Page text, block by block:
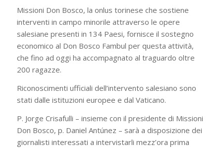
Missioni Don Bosco, la onlus torinese che sostiene
interventi in campo minorile attraverso le opere
salesiane presenti in 134 Paesi, fornisce il sostegno
economico al Don Bosco Fambul per questa attività,
che fino ad oggi ha accompagnato al traguardo oltre
200 ragazze.
Riconoscimenti ufficiali dell’intervento salesiano sono
stati dalle istituzioni europee e dal Vaticano.
P. Jorge Crisafulli – insieme con il presidente di Missioni
Don Bosco, p. Daniel Antúnez – sarà a disposizione dei
giornalisti interessati a intervistarli mezz’ora prima